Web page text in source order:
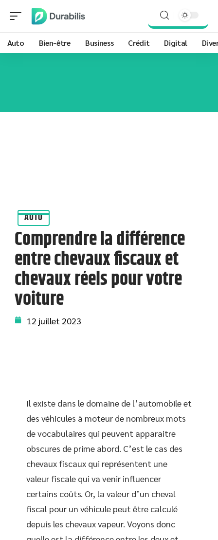
Auto Bien-être Business Crédit Digital
AUTO
Comprendre la différence
entre chevaux fiscaux et
chevaux réels pour votre
voiture
12 juillet 2023
Il existe dans le domaine de l’automobile et
des véhicules à moteur de nombreux mots
de vocabulaires qui peuvent apparaitre
obscures de prime abord. C’est le cas des
chevaux fiscaux qui représentent une
valeur fiscale qui va venir influencer
certains coûts. Or, la valeur d’un cheval
fiscal pour un véhicule peut être calculé
depuis les chevaux vapeur. Voyons donc